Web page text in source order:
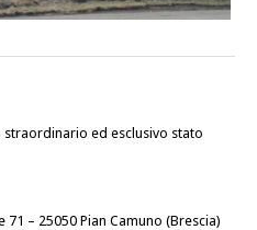
ed esclusivo stato
– 25050 Pian Camuno (Brescia)